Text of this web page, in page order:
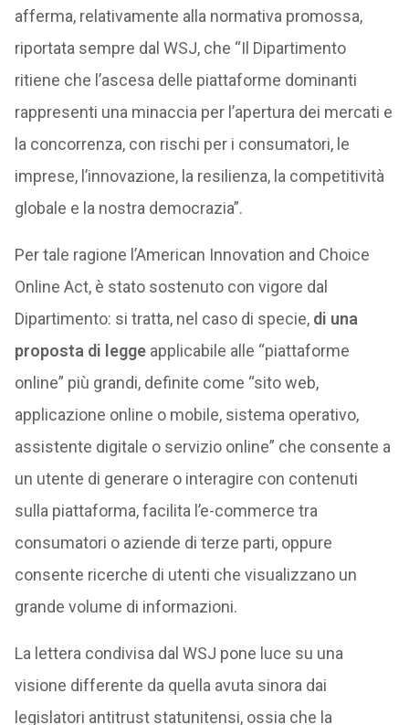
afferma, relativamente alla normativa promossa,
riportata sempre dal WSJ, che “Il Dipartimento
ritiene che l’ascesa delle piattaforme dominanti
rappresenti una minaccia per l’apertura dei mercati e
la concorrenza, con rischi per i consumatori, le
imprese, l’innovazione, la resilienza, la competitività
globale e la nostra democrazia”.
Per tale ragione l’American Innovation and Choice
Online Act, è stato sostenuto con vigore dal
Dipartimento: si tratta, nel caso di specie, di una
proposta di leggeapplicabile alle “piattaforme
online” più grandi, definite come “sito web,
applicazione online o mobile, sistema operativo,
assistente digitale o servizio online” che consente a
un utente di generare o interagire con contenuti
sulla piattaforma, facilita l’e-commerce tra
consumatori o aziende di terze parti, oppure
consente ricerche di utenti che visualizzano un
grande volume di informazioni.
La lettera condivisa dal WSJ pone luce su una
visione differente da quella avuta sinora dai
legislatori antitrust statunitensi, ossia che la